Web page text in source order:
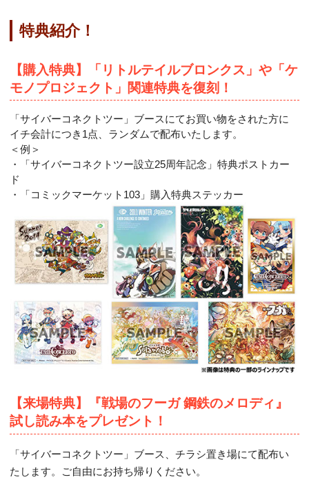
特典紹介！
【購入特典】「リトルテイルブロンクス」や「ケ
モノプロジェクト」関連特典を復刻！
「サイバーコネクトツー」ブースにてお買い物をされた方に
イチ会計につき1点、ランダムで配布いたします。
＜例＞
・「サイバーコネクトツー設立25周年記念」特典ポストカー
ド
・「コミックマーケット103」購入特典ステッカー
【来場特典】『戦場のフーガ 鋼鉄のメロディ』
試し読み本をプレゼント！
「サイバーコネクトツー」ブース、チラシ置き場にて配布い
たします。ご自由にお持ち帰りください。